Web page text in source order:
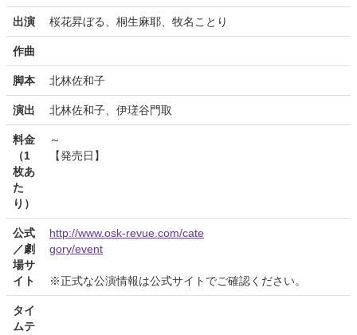
出演 桜花昇ぼる、桐生麻耶、牧名ことり
作曲
脚本 北林佐和子
演出 北林佐和子、伊瑳谷門取
料金
（1
枚あ
た
り）
～
【発売日】
公式
／劇
場サ
イト
http://www.osk-revue.com/cate
gory/event
※正式な公演情報は公式サイトでご確認ください。
タイ
ムテ